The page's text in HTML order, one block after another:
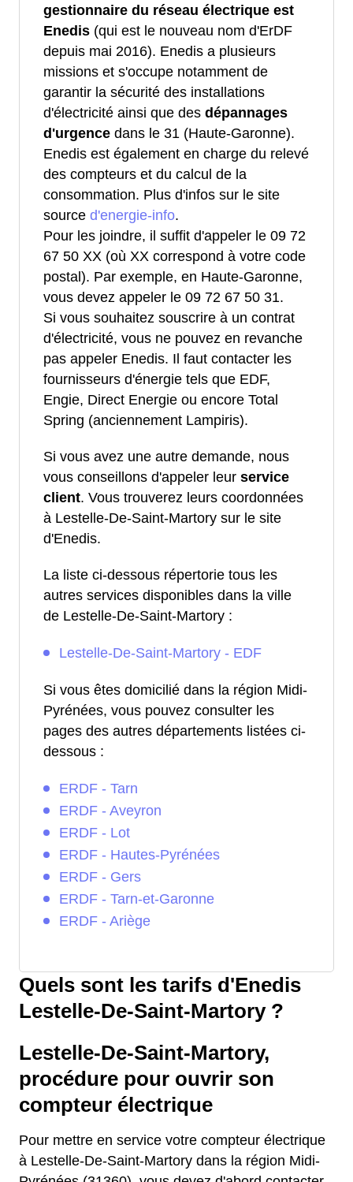
gestionnaire du réseau électrique est
Enedis (qui est le nouveau nom d'ErDF
depuis mai 2016). Enedis a plusieurs
missions et s'occupe notamment de
garantir la sécurité des installations
d'électricité ainsi que des dépannages
d'urgence dans le 31 (Haute-Garonne).
Enedis est également en charge du relevé
des compteurs et du calcul de la
consommation. Plus d'infos sur le site
source d'energie-info.
Pour les joindre, il suffit d'appeler le 09 72
67 50 XX (où XX correspond à votre code
postal). Par exemple, en Haute-Garonne,
vous devez appeler le 09 72 67 50 31.
Si vous souhaitez souscrire à un contrat
d'électricité, vous ne pouvez en revanche
pas appeler Enedis. Il faut contacter les
fournisseurs d'énergie tels que EDF,
Engie, Direct Energie ou encore Total
Spring (anciennement Lampiris).
Si vous avez une autre demande, nous
vous conseillons d'appeler leur service
client. Vous trouverez leurs coordonnées
à Lestelle-De-Saint-Martory sur le site
d'Enedis.
La liste ci-dessous répertorie tous les
autres services disponibles dans la ville
de Lestelle-De-Saint-Martory :
Lestelle-De-Saint-Martory - EDF
Si vous êtes domicilié dans la région Midi-
Pyrénées, vous pouvez consulter les
pages des autres départements listées ci-
dessous :
ERDF - Tarn
ERDF - Aveyron
ERDF - Lot
ERDF - Hautes-Pyrénées
ERDF - Gers
ERDF - Tarn-et-Garonne
ERDF - Ariège
Quels sont les tarifs d'Enedis
Lestelle-De-Saint-Martory ?
Lestelle-De-Saint-Martory,
procédure pour ouvrir son
compteur électrique
Pour mettre en service votre compteur électrique
à Lestelle-De-Saint-Martory dans la région Midi-